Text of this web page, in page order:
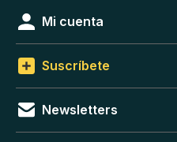
Mi cuenta
Suscríbete
Newsletters